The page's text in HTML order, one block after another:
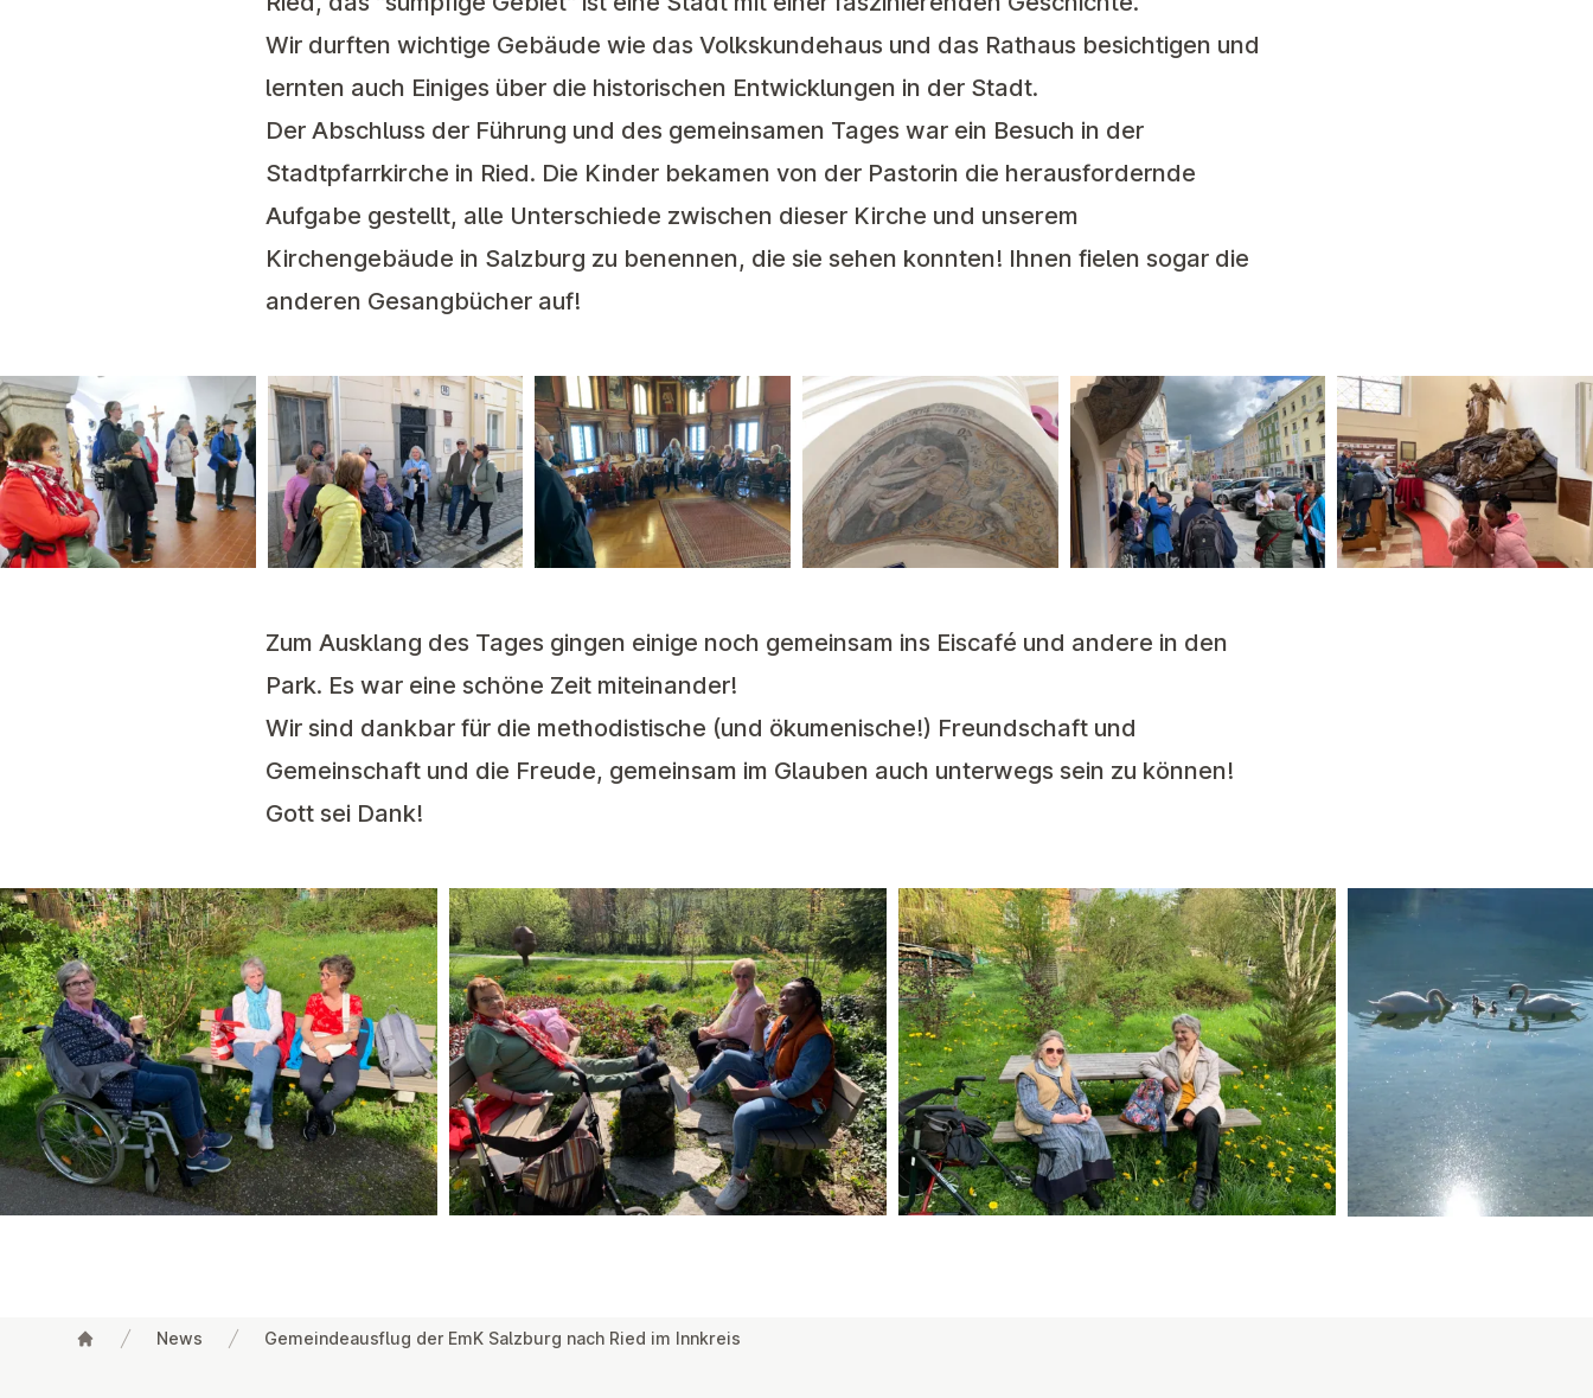
Wir durften wichtige Gebäude wie das Volkskundehaus und das Rathaus besichtigen und
lernten auch Einiges über die historischen Entwicklungen in der Stadt.
Der Abschluss der Führung und des gemeinsamen Tages war ein Besuch in der
Stadtpfarrkirche in Ried. Die Kinder bekamen von der Pastorin die herausfordernde
Aufgabe gestellt, alle Unterschiede zwischen dieser Kirche und unserem
Kirchengebäude in Salzburg zu benennen, die sie sehen konnten! Ihnen fielen sogar die
anderen Gesangbücher auf!
Zum Ausklang des Tages gingen einige noch gemeinsam ins Eiscafé und andere in den
Park. Es war eine schöne Zeit miteinander!
Wir sind dankbar für die methodistische (und ökumenische!) Freundschaft und
Gemeinschaft und die Freude, gemeinsam im Glauben auch unterwegs sein zu können!
Gott sei Dank!
News Gemeindeausflug der EmK Salzburg nach Ried im Innkreis